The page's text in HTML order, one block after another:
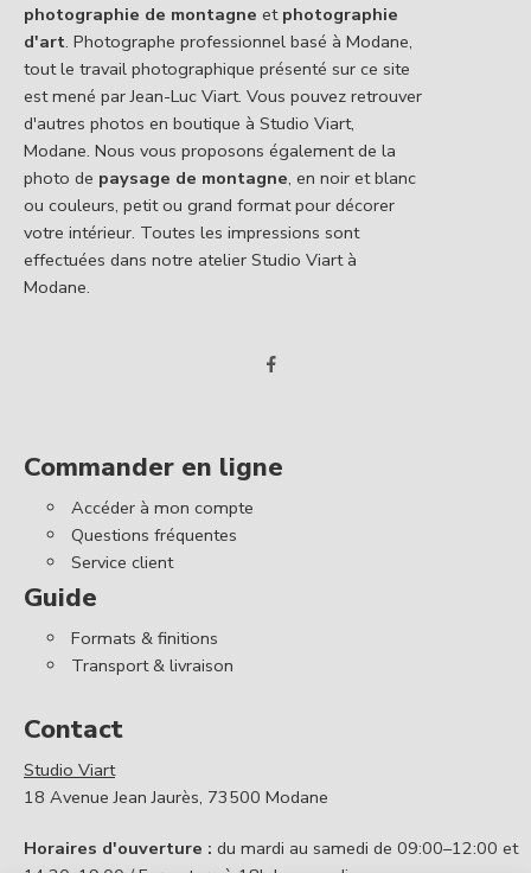
photographie de montagne et photographie
d'art. Photographe professionnel basé à Modane,
tout le travail photographique présenté sur ce site
est mené par Jean-Luc Viart. Vous pouvez retrouver
d'autres photos en boutique à Studio Viart,
Modane. Nous vous proposons également de la
photo de paysage de montagne, en noir et blanc
ou couleurs, petit ou grand format pour décorer
votre intérieur. Toutes les impressions sont
effectuées dans notre atelier Studio Viart à
Modane.
Commander en ligne
Accéder à mon compte
Questions fréquentes
Service client
Guide
Formats & finitions
Transport & livraison
Contact
Studio Viart
18 Avenue Jean Jaurès, 73500 Modane
Horaires d'ouverture : du mardi au samedi de 09:00–12:00 et